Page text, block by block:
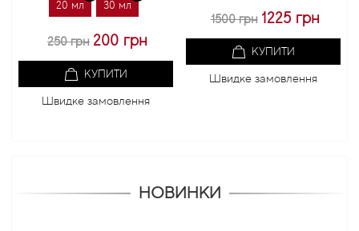
20 мл 30 мл
250 грн 200 грн
КУПИТИ
Швидке замовлення
1500 грн 1225 грн
КУПИТИ
Швидке замовлення
НОВИНКИ